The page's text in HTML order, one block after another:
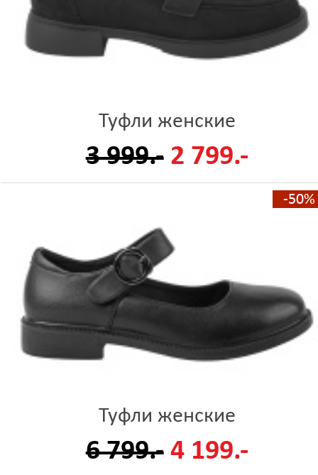
Туфли женские
3 999.- 2 799.-
-50%
Туфли женские
6 799.- 4 199.-